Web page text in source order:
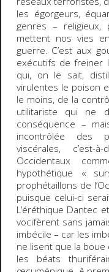
les égorgeurs,
genres – religieux,
mettent nos vies
guerre. C’est aux
exécutifs de freiner
qui, on le sait,
virulentes le poison
le moins, de la
utilitariste qui ne
conséquence –
incontrôlée des
viscérales,
Occidentaux
hypothétique «
prophétaillons de
puisque celui-ci
L’éréthique Dantec
vocifèrent sans
imbécile – car les
ne lisent que la
les béats